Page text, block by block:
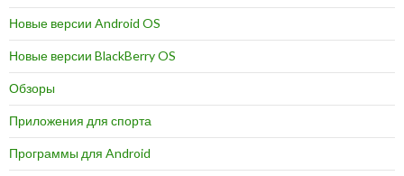
Новые версии Android OS
Новые версии BlackBerry OS
Обзоры
Приложения для спорта
Программы для Android